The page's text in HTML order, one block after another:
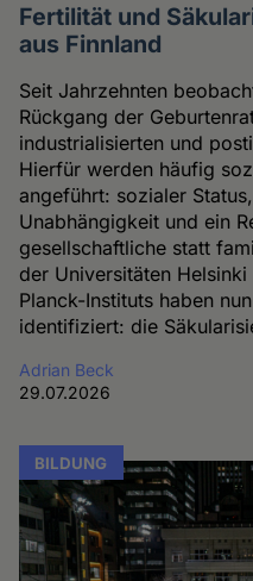
Fertilität und
aus Finnland
Seit Jahrzehnten
Rückgang der
industrialisierten und
Hierfür werden häufig
angeführt: sozialer
Unabhängigkeit und ein
gesellschaftliche statt
der Universitäten
Planck-Instituts haben
identifiziert: die
Adrian Beck
29.07.2026
BILDUNG